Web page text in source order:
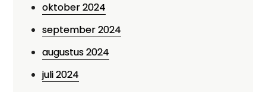
oktober 2024
september 2024
augustus 2024
juli 2024